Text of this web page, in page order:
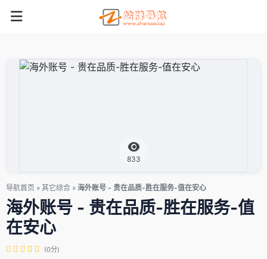
833
导航首页 » 其它综合 » 海外账号 - 贵在品质-胜在服务-值在安心
海外账号 - 贵在品质-胜在服务-值
在安心
(0分)